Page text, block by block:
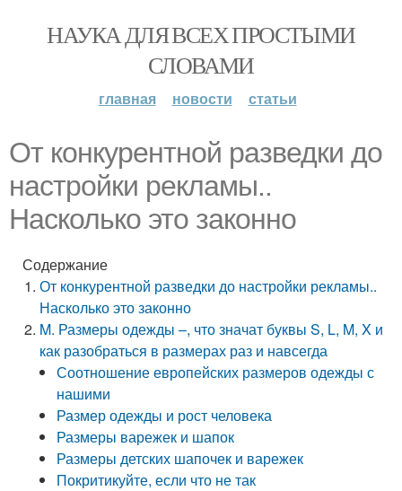
НАУКА ДЛЯ ВСЕХ ПРОСТЫМИ
СЛОВАМИ
главная новости статьи
От конкурентной разведки до
настройки рекламы..
Насколько это законно
Содержание
От конкурентной разведки до настройки рекламы..
Насколько это законно
M. Размеры одежды –, что значат буквы S, L, M, X и
как разобраться в размерах раз и навсегда
Соотношение европейских размеров одежды с
нашими
Размер одежды и рост человека
Размеры варежек и шапок
Размеры детских шапочек и варежек
Покритикуйте, если что не так